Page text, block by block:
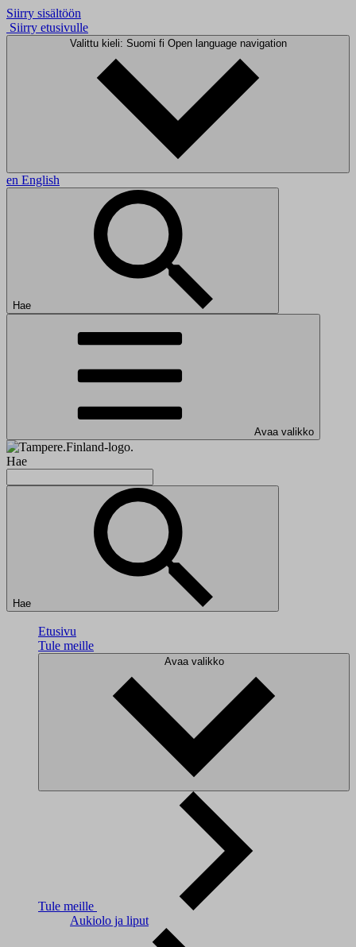
Siirry sisältöön
Siirry etusivulle
Valittu kieli: Suomi fi Open language navigation
en English
Hae
Avaa valikko
Hae
Hae
Etusivu
Tule meille
Avaa valikko
Tule meille
Aukiolo ja liput